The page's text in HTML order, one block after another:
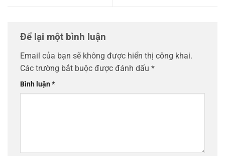
Để lại một bình luận
Email của bạn sẽ không được hiển thị công khai.
Các trường bắt buộc được đánh dấu *
Bình luận*